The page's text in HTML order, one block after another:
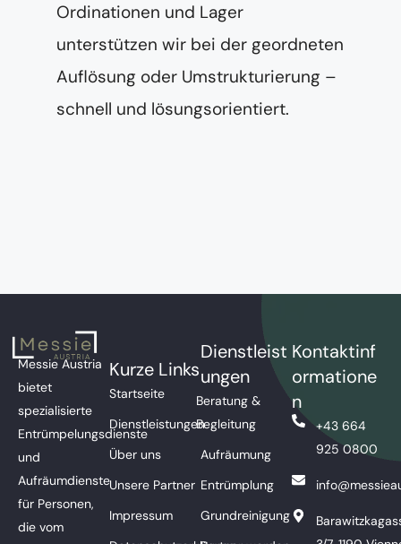
Ordinationen und Lager
unterstützen wir bei der geordneten
Auflösung oder Umstrukturierung –
schnell und lösungsorientiert.
Messie Austria
bietet
spezialisierte
Entrümpelungsdienste
und
Aufräumdienste
für Personen,
die vom
Kurze Links
Startseite
Dienstleistungen
Über uns
Unsere Partner
Impressum
Dienstleist
ungen
Beratung &
Begleitung
Aufräumung
Entrümplung
Grundreinigung
Kontaktinf
ormatione
n
+43 664
925 0800